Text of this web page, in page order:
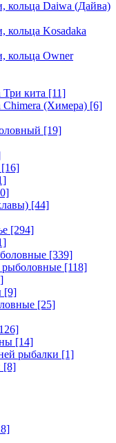
кольца Daiwa (Дайва)
Kosadaka
кольца Owner
кита [11]
(Химера) [6]
[19]
[16]
[44]
[294]
[339]
[118]
[9]
[25]
[14]
рыбалки [1]
[8]